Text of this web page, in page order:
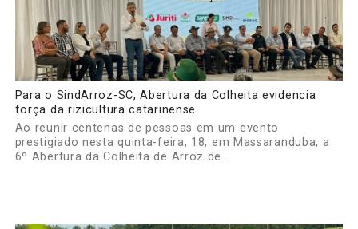
Para o SindArroz-SC, Abertura da Colheita evidencia
força da rizicultura catarinense
Ao reunir centenas de pessoas em um evento
prestigiado nesta quinta-feira, 18, em Massaranduba, a
6º Abertura da Colheita de Arroz de...